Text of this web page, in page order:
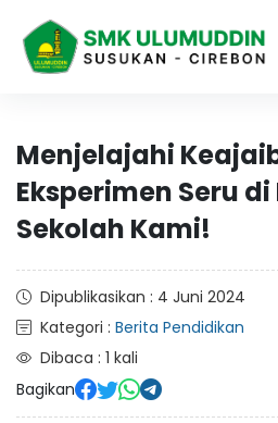
Menjelajahi
Eksperimen Seru
Sekolah Kami!
Dipublikasikan : 4 Juni 2024
Kategori : Berita Pendidikan
Dibaca : 1 kali
Bagikan